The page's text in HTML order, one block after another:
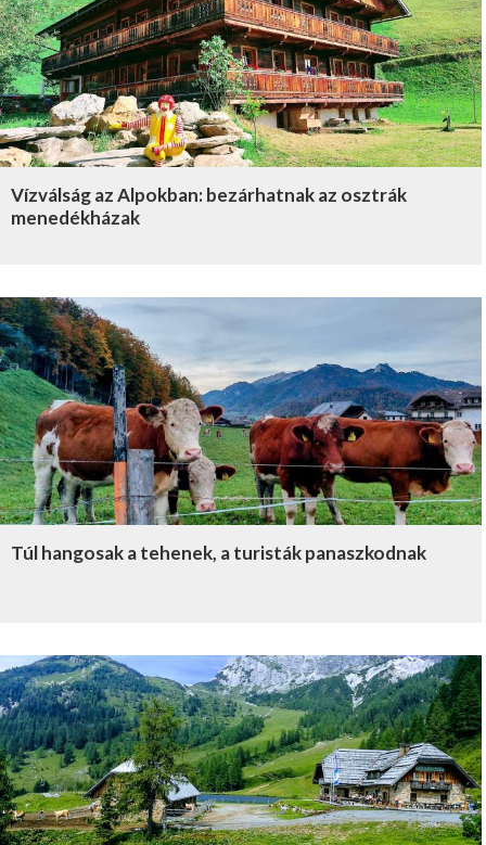
Vízválság az Alpokban: bezárhatnak az osztrák
menedékházak
Túl hangosak a tehenek, a turisták panaszkodnak